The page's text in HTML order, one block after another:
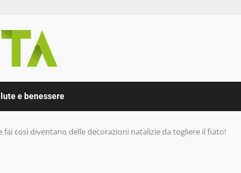
e benessere
così diventano delle decorazioni natalizie da togliere il fiato!